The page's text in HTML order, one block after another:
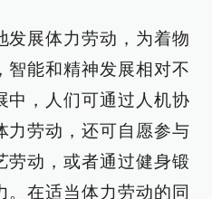
发展体力劳动，为着物
智能和精神发展相对不
中，人们可通过人机协
力劳动，还可自愿参与
劳动，或者通过健身锻
。在适当体力劳动的同